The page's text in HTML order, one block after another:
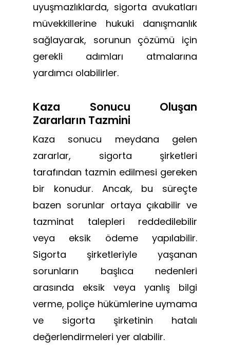
uyuşmazlıklarda, sigorta avukatları
müvekkillerine hukuki danışmanlık
sağlayarak, sorunun çözümü için
gerekli adımları atmalarına
yardımcı olabilirler.
Kaza Sonucu Oluşan
Zararların Tazmini
Kaza sonucu meydana gelen
zararlar, sigorta şirketleri
tarafından tazmin edilmesi gereken
bir konudur. Ancak, bu süreçte
bazen sorunlar ortaya çıkabilir ve
tazminat talepleri reddedilebilir
veya eksik ödeme yapılabilir.
Sigorta şirketleriyle yaşanan
sorunların başlıca nedenleri
arasında eksik veya yanlış bilgi
verme, poliçe hükümlerine uymama
ve sigorta şirketinin hatalı
değerlendirmeleri yer alabilir.